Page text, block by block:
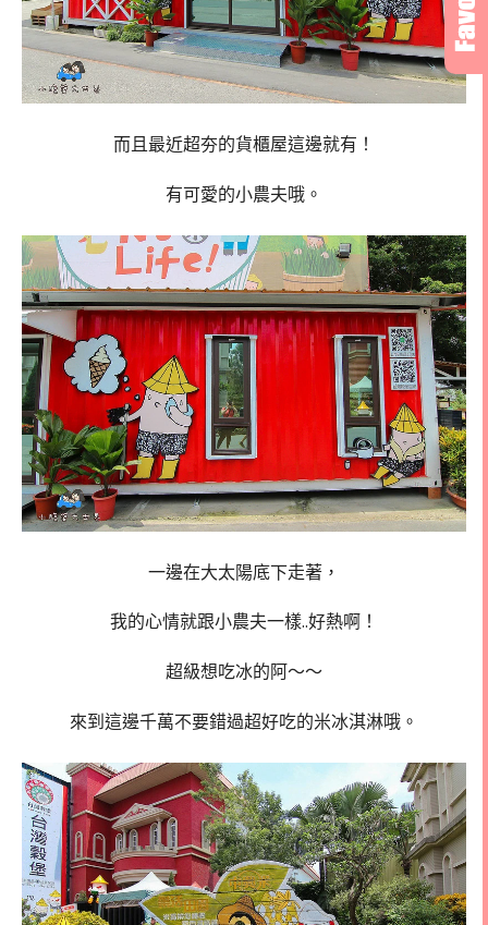
而且最近超夯的貨櫃屋這邊就有！
有可愛的小農夫哦。
一邊在大太陽底下走著，
我的心情就跟小農夫一樣..好熱啊！
超級想吃冰的阿～～
來到這邊千萬不要錯過超好吃的米冰淇淋哦。